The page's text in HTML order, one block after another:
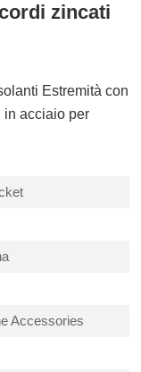
zincati
Estremità con
in acciaio per
Accessories